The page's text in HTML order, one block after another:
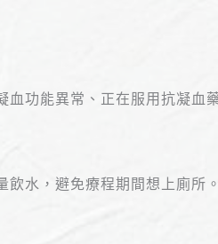
功能異常、正在服用抗凝血
水，避免療程期間想上廁所。